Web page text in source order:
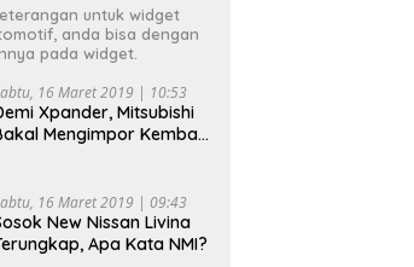
untuk widget
anda bisa dengan
pada widget.
16 Maret 2019 | 10:53
Xpander, Mitsubishi
Mengimpor Kembali
16 Maret 2019 | 09:43
New Nissan Livina
Apa Kata NMI?